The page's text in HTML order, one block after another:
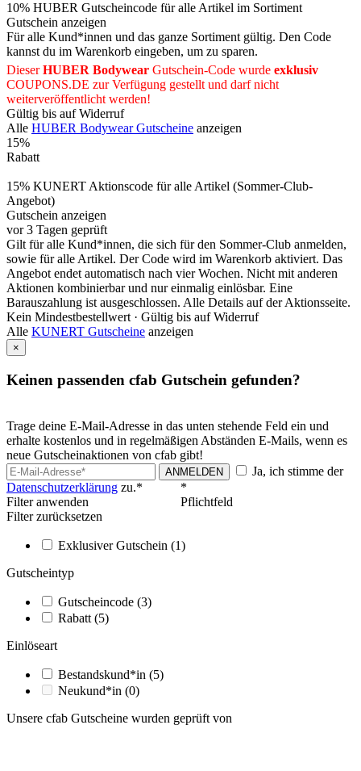
10% HUBER Gutscheincode für alle Artikel im Sortiment
Gutschein anzeigen
Für alle Kund*innen und das ganze Sortiment gültig. Den Code
kannst du im Warenkorb eingeben, um zu sparen.
DieserHUBER Bodywear Gutschein-Code wurde exklusiv
COUPONS.DE zur Verfügung gestellt und darf nicht
weiterveröffentlicht werden!
Gültig bis auf Widerruf
Alle HUBER Bodywear Gutscheine anzeigen
15%
Rabatt
15% KUNERT Aktionscode für alle Artikel (Sommer-Club-
Angebot)
Gutschein anzeigen
vor 3 Tagen geprüft
Gilt für alle Kund*innen, die sich für den Sommer-Club anmelden,
sowie für alle Artikel. Der Code wird im Warenkorb aktiviert. Das
Angebot endet automatisch nach vier Wochen. Nicht mit anderen
Aktionen kombinierbar und nur einmalig einlösbar. Eine
Barauszahlung ist ausgeschlossen. Alle Details auf der Aktionsseite.
Kein Mindestbestellwert · Gültig bis auf Widerruf
Alle KUNERT Gutscheine anzeigen
×
Keinen passenden cfab Gutschein gefunden?
Trage deine E-Mail-Adresse in das unten stehende Feld ein und
erhalte kostenlos und in regelmäßigen Abständen E-Mails, wenn es
neue Gutscheinaktionen von cfab gibt!
ANMELDEN
Ja, ich stimme der
Datenschutzerklärung zu.*
*
Pflichtfeld
Filter anwenden
Filter zurücksetzen
Exklusiver Gutschein (1)
Gutscheintyp
Gutscheincode (3)
Rabatt (5)
Einlöseart
Bestandskund*in (5)
Neukund*in (0)
Unsere cfab Gutscheine wurden geprüft von